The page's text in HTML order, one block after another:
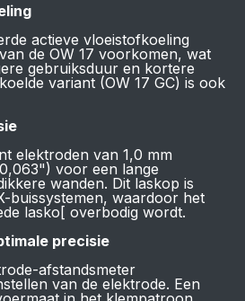
actieve vloeistofkoeling
de OW 17 voorkomen, wat
gebruiksduur en kortere
variant (OW 17 GC) is ook
elektroden van 1,0 mm
voor een lange
wanden. Dit laskop is
buissystemen, waardoor het
lasko[ overbodig wordt.
precisie
afstandsmeter
van de elektrode. Een